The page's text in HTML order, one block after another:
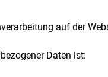
auf der
Daten ist: